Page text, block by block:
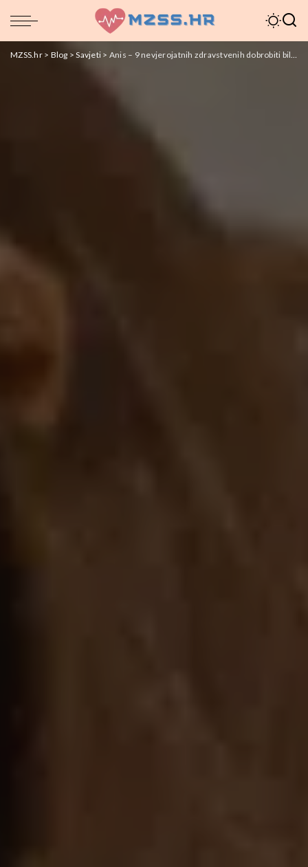
MZSS.hr> Blog >Savjeti > Anis – 9 nevjerojatnih zdravstvenih dobrobiti biljnog čuda